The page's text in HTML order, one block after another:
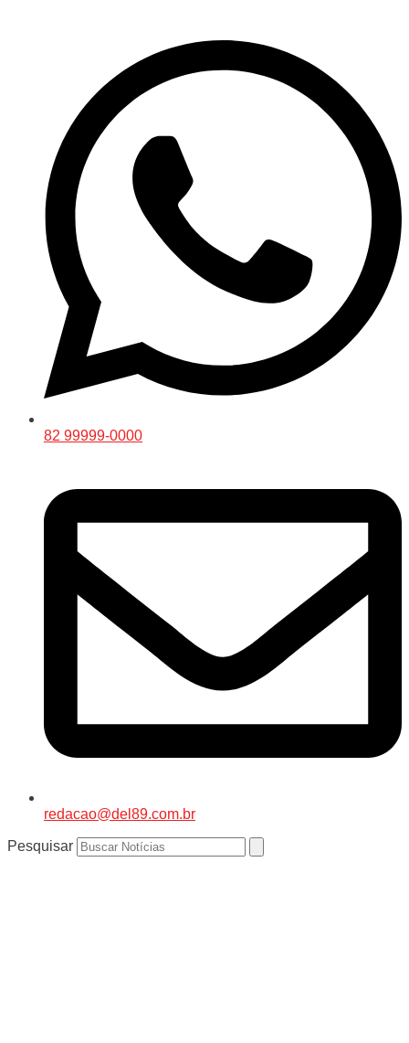
82 99999-0000
redacao@del89.com.br
Pesquisar